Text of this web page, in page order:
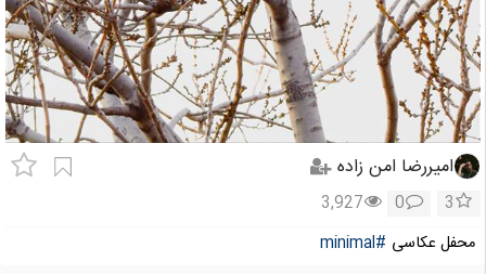
امیررضا امن زاده
3
0
3,927
محفل عکاسی #minimal